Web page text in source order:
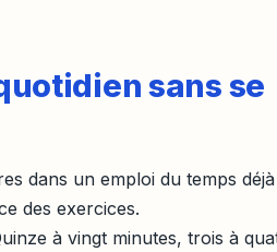
sans se
dans un emploi du temps déjà
des exercices.
à vingt minutes, trois à